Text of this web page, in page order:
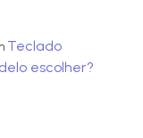
Teclado
escolher?